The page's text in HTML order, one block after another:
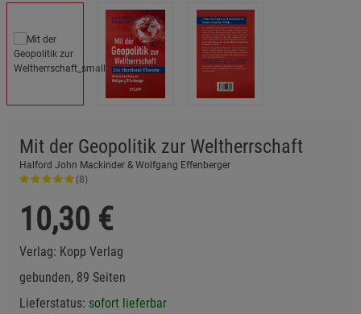
Mit der Geopolitik zur Weltherrschaft
Halford John Mackinder & Wolfgang Effenberger
(8)
10,30 €
Verlag: Kopp Verlag
gebunden, 89 Seiten
Lieferstatus: sofort lieferbar